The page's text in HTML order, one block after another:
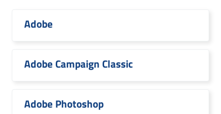
Adobe
Adobe Campaign Classic
Adobe Photoshop